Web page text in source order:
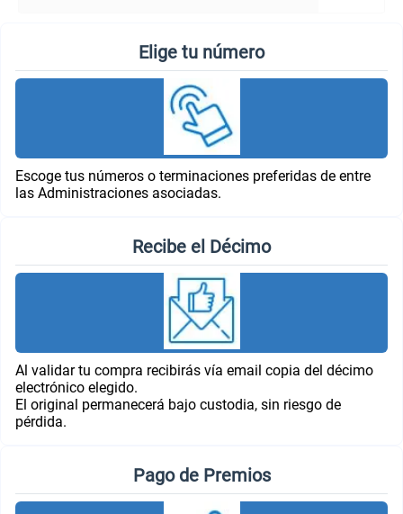
Elige tu número
Escoge tus números o terminaciones preferidas de entre
las Administraciones asociadas.
Recibe el Décimo
Al validar tu compra recibirás vía email copia del décimo
electrónico elegido.
El original permanecerá bajo custodia, sin riesgo de
pérdida.
Pago de Premios